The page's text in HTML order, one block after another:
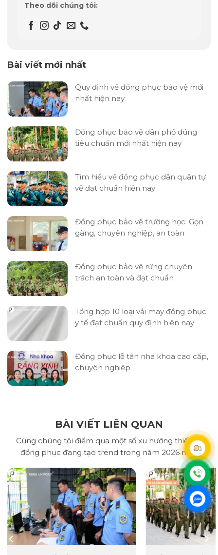
Theo dõi chúng tôi:
Bài viết mới nhất
Quy định về đồng phục bảo vệ mới
nhất hiện nay
Đồng phục bảo vệ dân phố đúng
tiêu chuẩn mới nhất hiện nay
Tìm hiểu về đồng phục dân quân tự
vệ đạt chuẩn hiện nay
Đồng phục bảo vệ trường học: Gọn
gàng, chuyên nghiệp, an toàn
Đồng phục bảo vệ rừng chuyên
trách an toàn và đạt chuẩn
Tổng hợp 10 loại vải may đồng phục
y tế đạt chuẩn quy định hiện nay
Đồng phục lễ tân nha khoa cao cấp,
chuyên nghiệp
BÀI VIẾT LIÊN QUAN
Cùng chúng tôi điểm qua một số xu hướng thiết kế
đồng phục đang tạo trend trong năm 2026 nhé!